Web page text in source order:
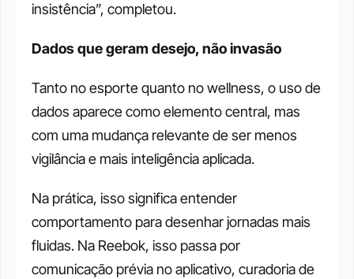
insistência”, completou.
Dados que geram desejo, não invasão
Tanto no esporte quanto no wellness, o uso de
dados aparece como elemento central, mas
com uma mudança relevante de ser menos
vigilância e mais inteligência aplicada.
Na prática, isso significa entender
comportamento para desenhar jornadas mais
fluidas. Na Reebok, isso passa por
comunicação prévia no aplicativo, curadoria de